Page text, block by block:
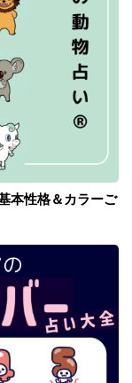
本性格＆カラーご